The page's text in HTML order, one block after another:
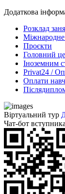
Додаткова
Розклад
Міжнародне
Проєкти
Головний
Іноземним
Privat24 /
Оплати
Віртуальний тур
Чат-бот вступника